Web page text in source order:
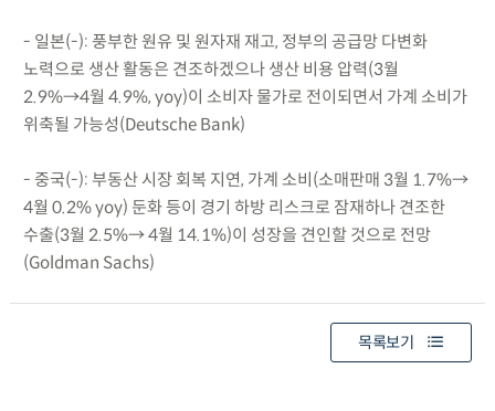
- 일본(-): 풍부한 원유 및 원자재 재고, 정부의 공급망 다변화
노력으로 생산 활동은 견조하겠으나 생산 비용 압력(3월
2.9%→4월 4.9%, yoy)이 소비자 물가로 전이되면서 가계 소비가
위축될 가능성(Deutsche Bank)
- 중국(-): 부동산 시장 회복 지연, 가계 소비(소매판매 3월 1.7%→
4월 0.2% yoy) 둔화 등이 경기 하방 리스크로 잠재하나 견조한
수출(3월 2.5%→ 4월 14.1%)이 성장을 견인할 것으로 전망
(Goldman Sachs)
목록보기